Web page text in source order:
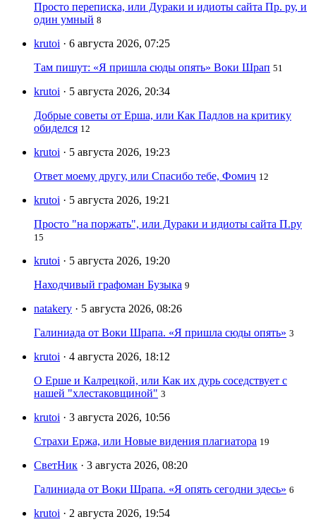
Просто переписка, или Дураки и идиоты сайта Пр. ру, и
один умный 8
krutoi · 6 августа 2026, 07:25
Там пишут: «Я пришла сюды опять» Воки Шрап 51
krutoi · 5 августа 2026, 20:34
Добрые советы от Ерша, или Как Падлов на критику
обиделся 12
krutoi · 5 августа 2026, 19:23
Ответ моему другу, или Спасибо тебе, Фомич 12
krutoi · 5 августа 2026, 19:21
Просто "на поржать", или Дураки и идиоты сайта П.ру
15
krutoi · 5 августа 2026, 19:20
Находчивый графоман Бузыка 9
natakery · 5 августа 2026, 08:26
Галиниада от Воки Шрапа. «Я пришла сюды опять» 3
krutoi · 4 августа 2026, 18:12
О Ерше и Калрецкой, или Как их дурь соседствует с
нашей "хлестаковщиной" 3
krutoi · 3 августа 2026, 10:56
Страхи Ержа, или Новые видения плагиатора 19
СветНик · 3 августа 2026, 08:20
Галиниада от Воки Шрапа. «Я опять сегодни здесь» 6
krutoi · 2 августа 2026, 19:54